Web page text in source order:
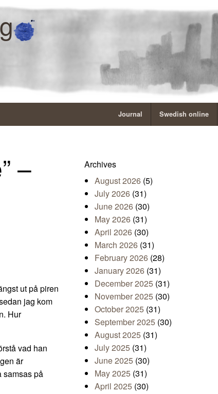
Journal Swedish online
–
ut på piren
jag kom
Hur
vad han
är
samsas på
Archives
August 2026 (5)
July 2026 (31)
June 2026 (30)
May 2026 (31)
April 2026 (30)
March 2026 (31)
February 2026 (28)
January 2026 (31)
December 2025 (31)
November 2025 (30)
October 2025 (31)
September 2025 (30)
August 2025 (31)
July 2025 (31)
June 2025 (30)
May 2025 (31)
April 2025 (30)